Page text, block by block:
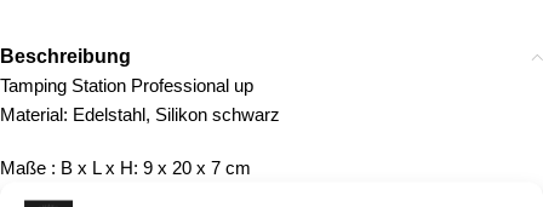
Beschreibung
Tamping Station Professional up
Material: Edelstahl, Silikon schwarz
Maße : B x L x H: 9 x 20 x 7 cm